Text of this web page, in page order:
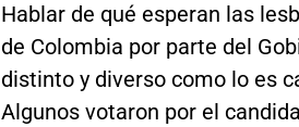
Hablar de qué esperan las
de Colombia por parte del
distinto y diverso como lo es
Algunos votaron por el